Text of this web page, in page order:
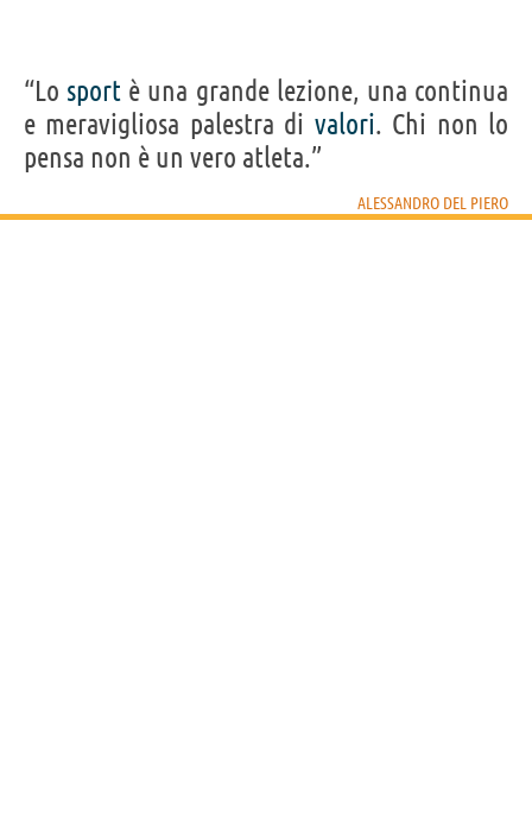
“Lo sport è una grande lezione, una continua
e meravigliosa palestra di valori. Chi non lo
pensa non è un vero atleta.”
ALESSANDRO DEL PIERO